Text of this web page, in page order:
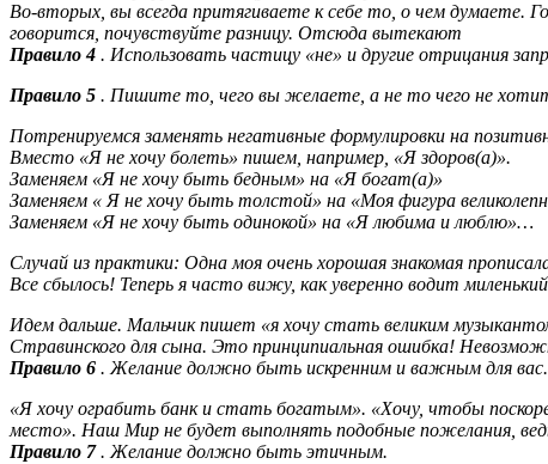
Во-вторых, вы всегда притягиваете к себе то, о чем думаете.
говорится, почувствуйте разницу. Отсюда вытекают
Правило 4 . Использовать частицу «не» и другие отрицания
Правило 5 . Пишите то, чего вы желаете, а не то чего не
Потренируемся заменять негативные формулировки на
Вместо «Я не хочу болеть» пишем, например, «Я здоров(а)».
Заменяем «Я не хочу быть бедным» на «Я богат(а)»
Заменяем « Я не хочу быть толстой» на «Моя фигура
Заменяем «Я не хочу быть одинокой» на «Я любима и люблю»…
Случай из практики: Одна моя очень хорошая знакомая
Все сбылось! Теперь я часто вижу, как уверенно водит
Идем дальше. Мальчик пишет «я хочу стать великим
Стравинского для сына. Это принципиальная ошибка!
Правило 6 . Желание должно быть искренним и важным для вас.
«Я хочу ограбить банк и стать богатым». «Хочу, чтобы
место». Наш Мир не будет выполнять подобные пожелания,
Правило 7. Желание должно быть этичным.